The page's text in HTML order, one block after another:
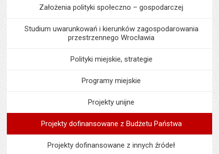
Założenia polityki społeczno – gospodarczej
Studium uwarunkowań i kierunków zagospodarowania
przestrzennego Wrocławia
Polityki miejskie, strategie
Programy miejskie
Projekty unijne
Projekty dofinansowane z Budżetu Państwa
Projekty dofinansowane z innych źródeł